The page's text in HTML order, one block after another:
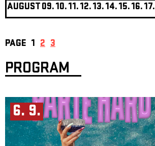
AUGUST09.10.11.12.13.14.15.16.17.
PAGE 1 2 3
PROGRAM
6. 9.